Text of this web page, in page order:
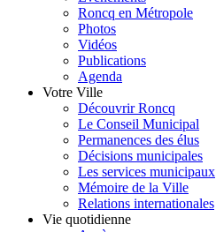
Roncq en Métropole
Photos
Vidéos
Publications
Agenda
Votre Ville
Découvrir Roncq
Le Conseil Municipal
Permanences des élus
Décisions municipales
Les services municipaux
Mémoire de la Ville
Relations internationales
Vie quotidienne